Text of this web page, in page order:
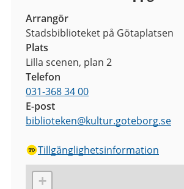
Arrangör
Stadsbiblioteket på Götaplatsen
Plats
Lilla scenen, plan 2
Telefon
031-368 34 00
E-post
biblioteken@kultur.goteborg.se
Tillgänglighetsinformation
+